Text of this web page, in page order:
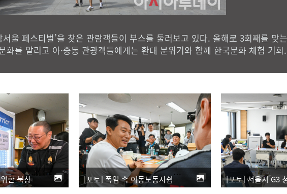
울 페스티벌’을 찾은 관람객들이 부스를 둘러보고 있다. 올해로 3회째를 맞
화를 알리고 아·중동 관광객들에게는 환대 분위기와 함께 한국문화 체험 기회
[포토] 이동노동자 위한 북창쉼터 [포토] 폭염 속 이동노동자쉼터 찾아 격려하는 오세훈 시장